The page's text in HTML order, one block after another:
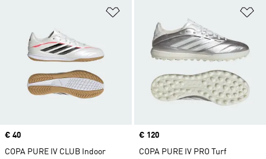
Price
€ 40
COPA PURE IV CLUB Indoor
Price
€ 120
COPA PURE IV PRO Turf